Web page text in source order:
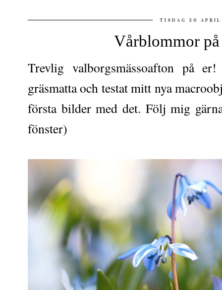
TISDAG 30
Vårblommor
Trevlig valborgsmässoafton på
gräsmatta och testat mitt nya
första bilder med det. Följ mig
fönster)